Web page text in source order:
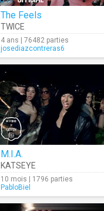
The Feels
TWICE
4 ans | 76482 parties
josediazcontreras6
M.I.A.
KATSEYE
10 mois | 1796 parties
PabloBiel